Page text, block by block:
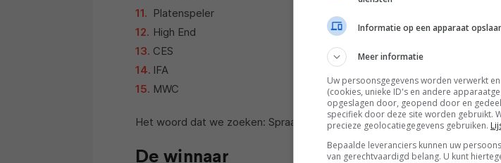
Platenspeler
High End
CES
IFA
MWC
Het woord dat we zoeken: Spraakbediening.
De winnaar
Informatie op een apparaat
Meer informatie
Uw persoonsgegevens worden verwerkt
(cookies, unieke ID's en andere
opgeslagen door, geopend door en
specifiek door deze site worden gebruikt.
precieze geolocatiegegevens gebruiken.
Bepaalde leveranciers kunnen uw
van gerechtvaardigd belang. U kunt